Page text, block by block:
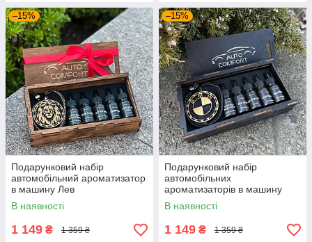
–15%
Подарунковий набір
автомобільний ароматизатор
в машину Лев
В наявності
1 149 ₴ 1 359 ₴
–15%
Подарунковий набір
автомобільних
ароматизаторів в машину
BMW
В наявності
1 149 ₴ 1 359 ₴